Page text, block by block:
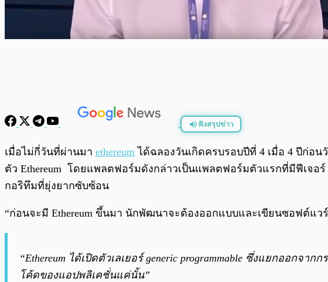
ฟังสรุปข่าว
พร้อมเล่น
เมื่อไม่กี่วันที่ผ่านมา ethereum ได้ฉลองวันเกิดครบรอบปีที่ 4 เมื่อ 4 ปีก่อน
ตัว Ethereum โดยแพลตฟอร์มดังกล่าวเป็นแพลตฟอร์มตัวแรกที่มีฟีเจอร์
กอริทึมที่ยุ่งยากซับซ้อน
“ก่อนจะมี Ethereum ขึ้นมา นักพัฒนาจะต้องออกแบบและเขียนซอฟต์แว
“Ethereum ได้เปิดตัวเลเยอร์generic programmable ซึ่งแยกออกจากก
โค้ดของแอปพลิเคชั่นแค่นั้น”